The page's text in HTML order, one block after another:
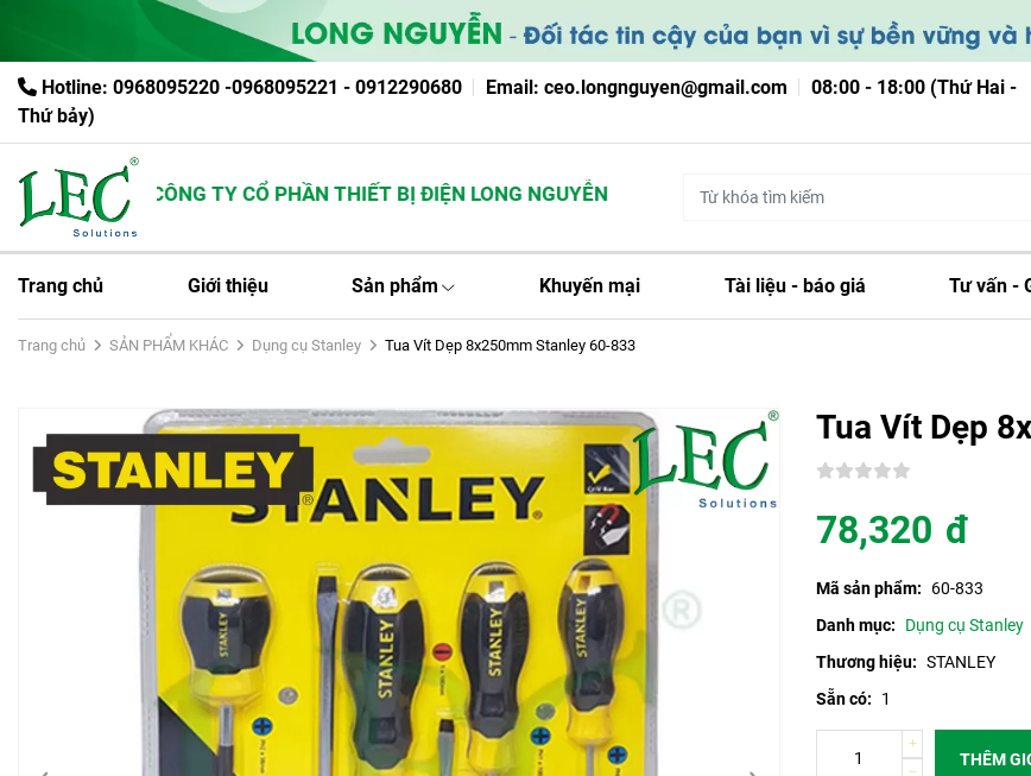
Hotline: 0968095220 -0968095221 - 0912290680 Email: ceo.longnguyen@gmail.com
08:00 - 18:00 (Thứ Hai -
Thứ bảy)
CÔNG TY CỔ PHẦN THIẾT BỊ ĐIỆN LONG NGUYỄN
Trang chủ Giới thiệu Sản phẩm Khuyến mại Tài liệu - báo giá Tư vấn -
Trang chủ SẢN PHẨM KHÁC Dụng cụ Stanley Tua Vít Dẹp 8x250mm Stanley 60-833
Tua Vít Dẹp
78,320 đ
Mã sản phẩm:
60-833
Danh mục:
Dụng cụ Stanley
Thương hiệu: STANLEY
Sẵn có:
1
THÊM